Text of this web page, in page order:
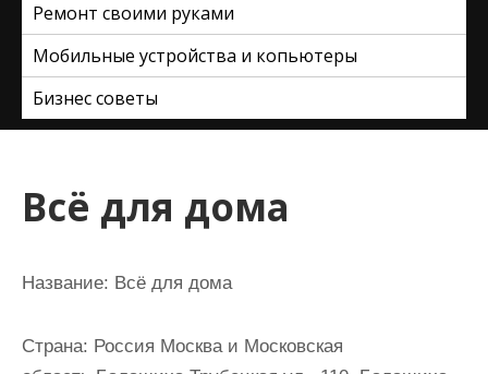
Ремонт своими руками
Мобильные устройства и копьютеры
Бизнес советы
Всё для дома
Название: Всё для дома
Страна: Россия Москва и Московская